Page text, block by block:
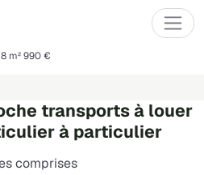
m² 990 €
transports à louer
à particulier
comprises